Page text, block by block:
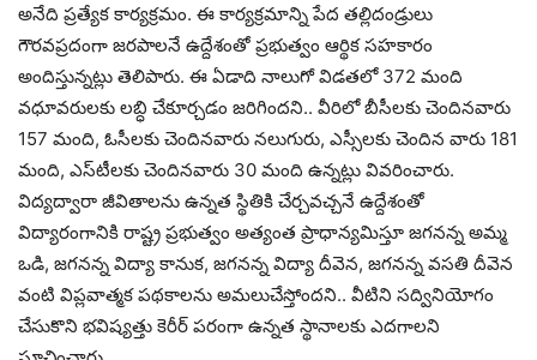
అనేది ప్ర‌త్యేక కార్య‌క్ర‌మం. ఈ కార్య‌క్ర‌మాన్ని పేద త‌ల్లిదండ్రులు
గౌర‌వ‌ప్ర‌దంగా జ‌రపాల‌నే ఉద్దేశంతో ప్ర‌భుత్వం ఆర్థిక స‌హ‌కారం
అందిస్తున్న‌ట్లు తెలిపారు. ఈ ఏడాది నాలుగో విడ‌త‌లో 372 మంది
వ‌ధూవ‌రుల‌కు ల‌బ్ధి చేకూర్చ‌డం జ‌రిగింద‌ని.. వీరిలో బీసీల‌కు చెందిన‌వారు
157 మంది, ఓసీల‌కు చెందిన‌వారు న‌లుగురు, ఎస్సీల‌కు చెందిన వారు 181
మంది, ఎస్‌టీల‌కు చెందిన‌వారు 30 మంది ఉన్న‌ట్లు వివ‌రించారు.
విద్యద్వారా జీవితాల‌ను ఉన్న‌త స్థితికి చేర్చ‌వ‌చ్చ‌నే ఉద్దేశంతో
విద్యారంగానికి రాష్ట్ర ప్ర‌భుత్వం అత్యంత ప్రాధాన్య‌మిస్తూ జ‌గ‌న‌న్న అమ్మ
ఒడి, జ‌గ‌న‌న్న విద్యా కానుక‌, జ‌గ‌న‌న్న విద్యా దీవెన‌, జ‌గ‌న‌న్న వ‌స‌తి దీవెన
వంటి విప్ల‌వాత్మ‌క ప‌థ‌కాల‌ను అమ‌లుచేస్తోంద‌ని.. వీటిని స‌ద్వినియోగం
చేసుకొని భ‌విష్య‌త్తు కెరీర్ ప‌రంగా ఉన్న‌త స్థానాల‌కు ఎద‌గాల‌ని